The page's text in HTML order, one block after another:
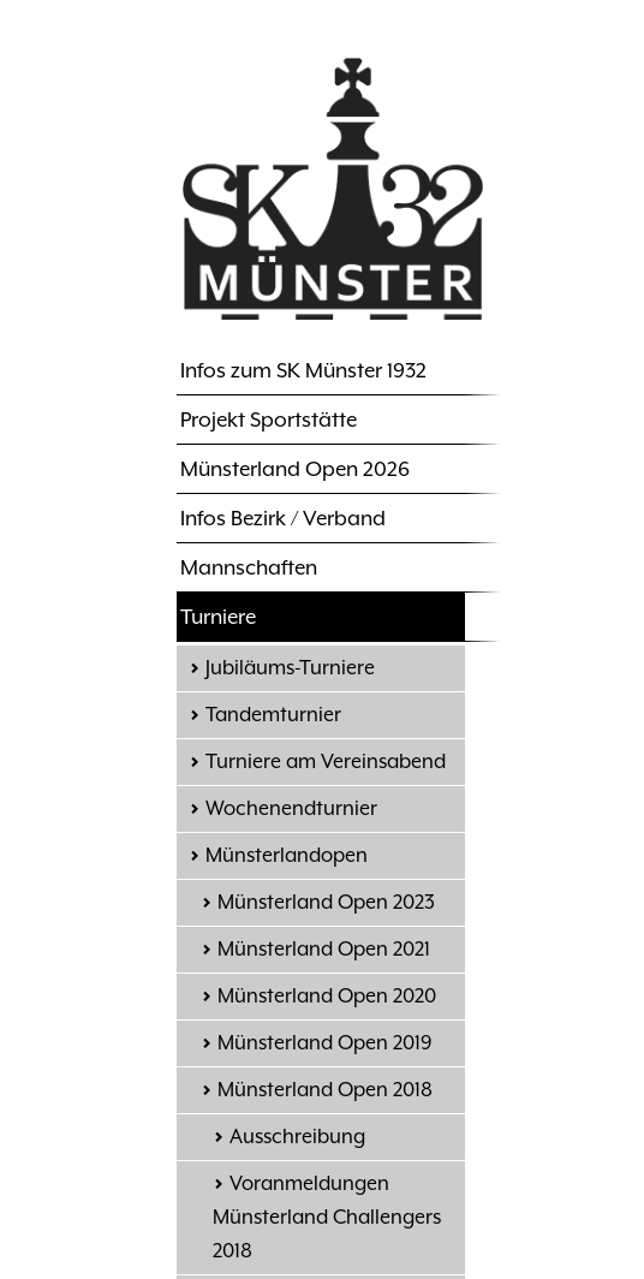
Hauptnavigation
Infos zum SK Münster 1932
Projekt Sportstätte
Münsterland Open 2026
Infos Bezirk / Verband
Mannschaften
Turniere
Jubiläums-Turniere
Tandemturnier
Turniere am Vereinsabend
Wochenendturnier
Münsterlandopen
Münsterland Open 2023
Münsterland Open 2021
Münsterland Open 2020
Münsterland Open 2019
Münsterland Open 2018
Ausschreibung
Voranmeldungen
Münsterland Challengers
2018